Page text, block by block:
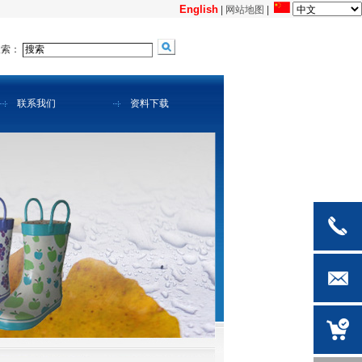
0519-
8817002
meihong
English 网站地图
：
联系我们 资料下载